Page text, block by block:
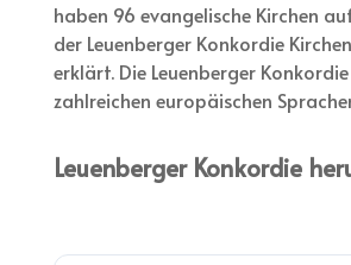
haben 96 evangelische Kirchen
der Leuenberger Konkordie
erklärt. Die Leuenberger
zahlreichen europäischen
Leuenberger Konkordie